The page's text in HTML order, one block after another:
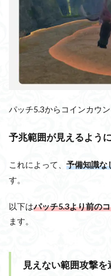
パッチ5.3からコインカウン
予兆範囲が見えるよう
これによって、 予備知識な
す。
以下はパッチ5.3より前の
ます。
見えない範囲攻撃を